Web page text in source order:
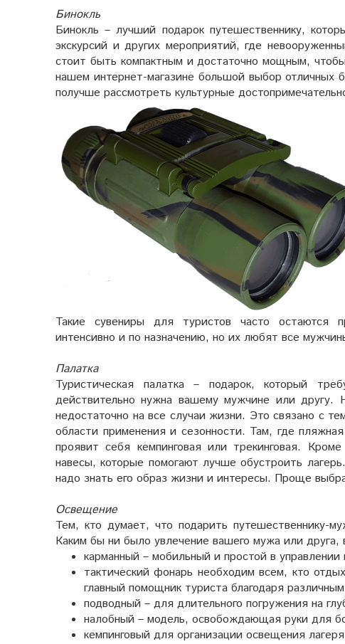
Бинокль
Бинокль – лучший подарок путешественнику,
экскурсий и других мероприятий, где
стоит быть компактным и достаточно мощным,
нашем интернет-магазине большой выбор отличных
получше рассмотреть культурные
Такие сувениры для туристов часто остаются
интенсивно и по назначению, но их любят все
Палатка
Туристическая палатка – подарок, который
действительно нужна вашему мужчине или другу.
недостаточно на все случаи жизни. Это связано с
области применения и сезонности. Там, где
проявит себя кемпинговая или трекинговая.
навесы, которые помогают лучше обустроить
надо знать его образ жизни и интересы. Проще
Освещение
Тем, кто думает, что подарить путешественнику-
Каким бы ни было увлечение вашего мужа или
карманный – мобильный и простой в
тактический фонарь необходим всем, кто
главный помощник туриста благодаря
подводный – для длительного погружения на
налобный – модель, освобождающая руки для
кемпинговый для организации освещения